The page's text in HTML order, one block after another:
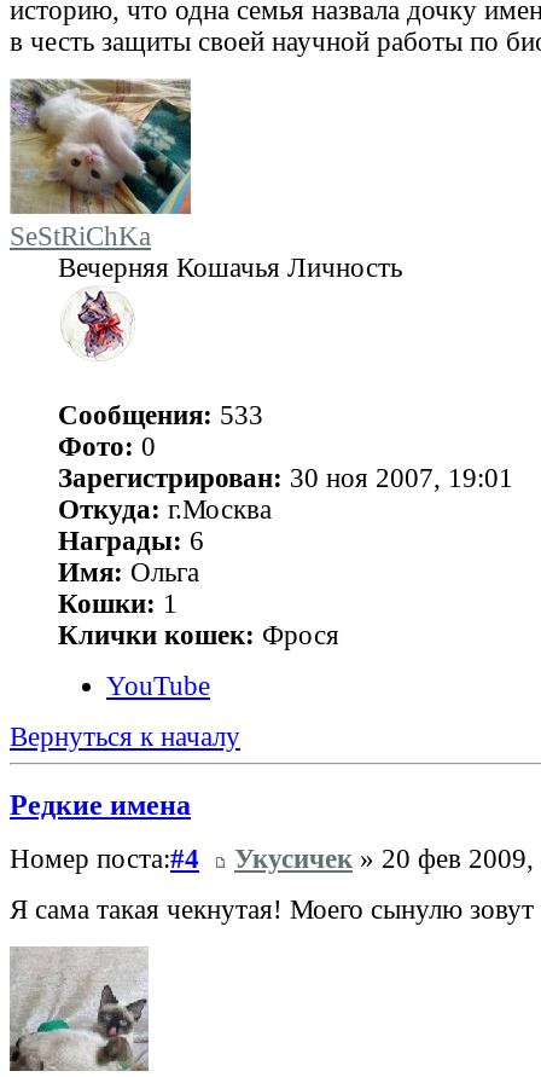
историю, что одна семья назвала дочку
в честь защиты своей научной работы по
SeStRiChKa
Вечерняя Кошачья Личность
Сообщения: 533
Фото: 0
Зарегистрирован: 30 ноя 2007, 19:01
Откуда: г.Москва
Награды: 6
Имя: Ольга
Кошки: 1
Клички кошек: Фрося
YouTube
Вернуться к началу
Редкие имена
Номер поста:#4 Укусичек» 20 фев 2009,
Я сама такая чекнутая! Моего сынулю зовут